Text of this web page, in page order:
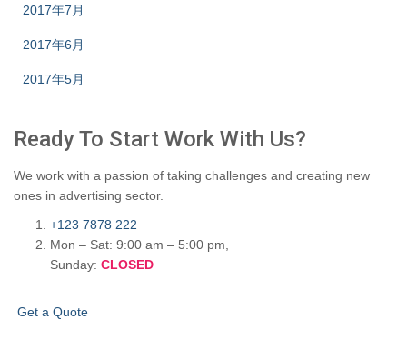
2017年7月
2017年6月
2017年5月
Ready To Start Work With Us?
We work with a passion of taking challenges and creating new
ones in advertising sector.
+123 7878 222
Mon – Sat: 9:00 am – 5:00 pm,
Sunday: CLOSED
Get a Quote